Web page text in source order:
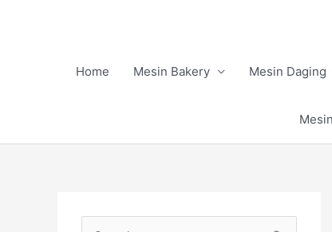
Home
Mesin Bakery Mesin Daging